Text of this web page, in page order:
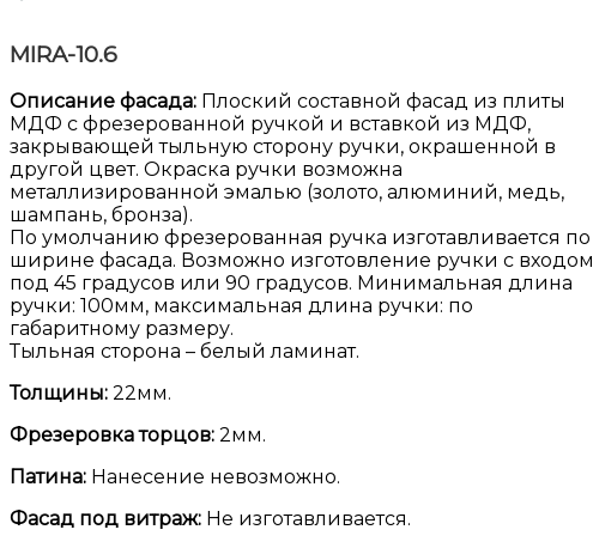
MIRA-10.6
Описание фасада: Плоский составной фасад из плиты
МДФ с фрезерованной ручкой и вставкой из МДФ,
закрывающей тыльную сторону ручки, окрашенной в
другой цвет. Окраска ручки возможна
металлизированной эмалью (золото, алюминий, медь,
шампань, бронза).
По умолчанию фрезерованная ручка изготавливается по
ширине фасада. Возможно изготовление ручки с входом
под 45 градусов или 90 градусов. Минимальная длина
ручки: 100мм, максимальная длина ручки: по
габаритному размеру.
Тыльная сторона – белый ламинат.
Толщины: 22мм.
Фрезеровка торцов: 2мм.
Патина: Нанесение невозможно.
Фасад под витраж: Не изготавливается.